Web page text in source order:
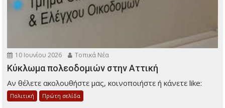
10 Ιουνίου 2026 Τοπικά Νέα
Κύκλωμα πολεοδομιών στην Αττική
Αν θέλετε ακολουθήστε μας, κοινοποιήστε ή κάνετε like:
Πολιτική Πρώτη σελίδα